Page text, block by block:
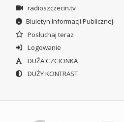
radioszczecin.tv
Biuletyn Informacji Publicznej
Posłuchaj teraz
Logowanie
DUŻA CZCIONKA
DUŻY KONTRAST